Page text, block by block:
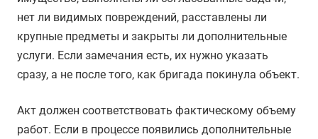
нет ли видимых повреждений, расставлены ли
крупные предметы и закрыты ли дополнительные
услуги. Если замечания есть, их нужно указать
сразу, а не после того, как бригада покинула объект.
Акт должен соответствовать фактическому объему
работ. Если в процессе появились дополнительные